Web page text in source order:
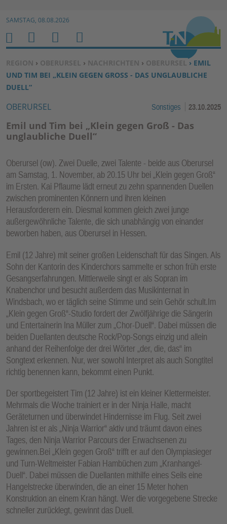
Zum Inhalt springen ↓
SAMSTAG, 08.08.2026
SIE BEFINDEN SICH HIER:
REGION › OBERURSEL › NACHRICHTEN › OBERURSEL › EMIL
UND TIM BEI „KLEIN GEGEN GROSS - DAS UNGLAUBLICHE D
UELL“
OBERURSEL Sonstiges 23.10.2025
Emil und Tim bei „Klein gegen Groß - Das
unglaubliche Duell“
Oberursel (ow). Zwei Duelle, zwei Talente - beide aus Oberursel
am Samstag, 1. November, ab 20.15 Uhr bei „Klein gegen Groß“
im Ersten. Kai Pflaume lädt erneut zu zehn spannenden Duellen
zwischen prominenten Könnern und ihren kleinen
Herausforderern ein. Diesmal kommen gleich zwei junge
außergewöhnliche Talente, die sich unabhängig von einander
beworben haben, aus Oberursel in Hessen.
Emil (12 Jahre) mit seiner großen Leidenschaft für das Singen. Als
Sohn der Kantorin des Kinderchors sammelte er schon früh erste
Gesangserfahrungen. Mittlerweile singt er als Sopran im
Knabenchor und besucht außerdem das Musikinternat in
Windsbach, wo er täglich seine Stimme und sein Gehör schult.Im
„Klein gegen Groß“-Studio fordert der Zwölfjährige die Sängerin
und Entertainerin Ina Müller zum „Chor-Duell“. Dabei müssen die
beiden Duellanten deutsche Rock/Pop-Songs einzig und allein
anhand der Reihenfolge der drei Wörter „der, die, das“ im
Songtext erkennen. Nur, wer sowohl Interpret als auch Songtitel
richtig benennen kann, bekommt einen Punkt.
Der sportbegeistert Tim (12 Jahre) ist ein kleiner Klettermeister.
Mehrmals die Woche trainiert er in der Ninja Halle, macht
Geräteturnen und überwindet Hindernisse im Flug. Seit zwei
Jahren ist er als „Ninja Warrior“ aktiv und träumt davon eines
Tages, den Ninja Warrior Parcours der Erwachsenen zu
gewinnen.Bei „Klein gegen Groß“ trifft er auf den Olympiasieger
und Turn-Weltmeister Fabian Hambüchen zum „Kranhangel-
Duell“. Dabei müssen die Duellanten mithilfe eines Seils eine
Hangelstrecke überwinden, die an einer 15 Meter hohen
Konstruktion an einem Kran hängt. Wer die vorgegebene Strecke
schneller zurücklegt, gewinnt das Duell.
H
O
M
E
M
E
N
U
S
U
C
B
E
N
E
R
U
N
K
TI
O
N
E
N